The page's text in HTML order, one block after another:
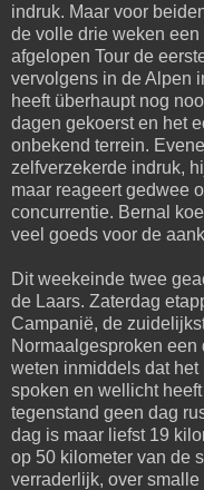
indruk. Maar voor
de volle drie weken
afgelopen Tour de
vervolgens in de Alpen
heeft überhaupt nog
dagen gekoerst en het
onbekend terrein.
zelfverzekerde indruk,
maar reageert gedwee
concurrentie. Bernal
veel goeds voor de
Dit weekeinde twee
de Laars. Zaterdag
Campanië, de
Normaalgesproken
weten inmiddels dat
spoken en wellicht
tegenstand geen dag
dag is maar liefst 19
op 50 kilometer van de
verraderlijk, over